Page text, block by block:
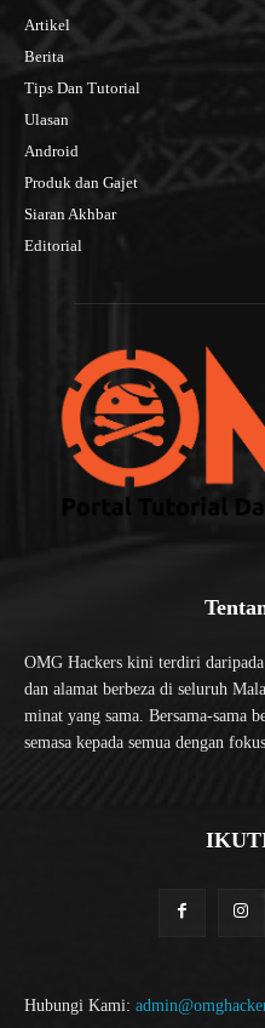
Artikel
Berita
Tips Dan Tutorial
Ulasan
Android
Produk dan Gajet
Siaran Akhbar
Editorial
OMG Hackers kini terdiri
dan alamat berbeza di seluruh
minat yang sama. Bersama-sama
semasa kepada semua dengan
Hubungi Kami: